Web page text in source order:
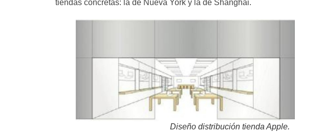
tiendas concretas: la de Nueva York y la de Shanghai.
Diseño distribución tienda Apple.